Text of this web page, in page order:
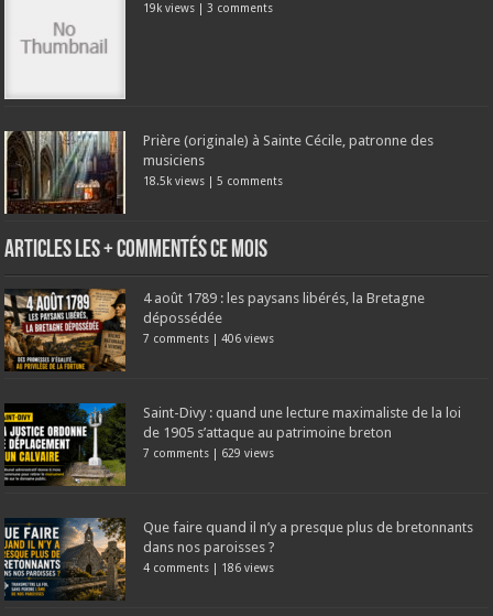
19k views | 3 comments
Prière (originale) à Sainte Cécile, patronne des
musiciens
18.5k views |5 comments
Articles les + commentés ce mois
4 août 1789 : les paysans libérés, la Bretagne
dépossédée
7 comments |406 views
Saint-Divy : quand une lecture maximaliste de la loi
de 1905 s’attaque au patrimoine breton
7 comments | 629 views
Que faire quand il n’y a presque plus de bretonnants
dans nos paroisses ?
4 comments | 186 views